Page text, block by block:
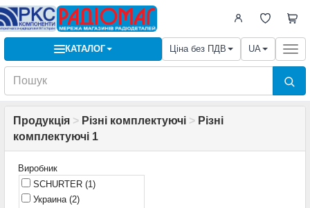
КАТАЛОГ Ціна без ПДВ UA
Продукція > Різні комплектуючі > Різні
комплектуючі 1
Виробник
SCHURTER (1)
Украина (2)